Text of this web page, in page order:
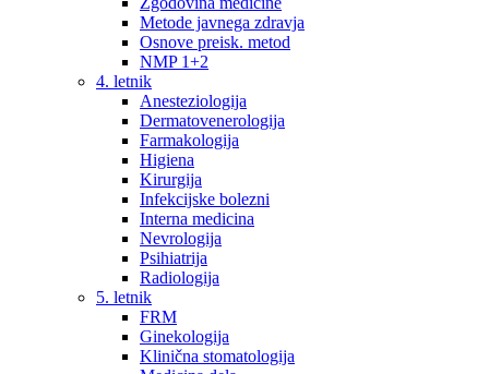
Metode javnega zdravja
Osnove preisk. metod
NMP 1+2
4. letnik
Anesteziologija
Dermatovenerologija
Farmakologija
Higiena
Kirurgija
Infekcijske bolezni
Interna medicina
Nevrologija
Psihiatrija
Radiologija
5. letnik
FRM
Ginekologija
Klinična stomatologija